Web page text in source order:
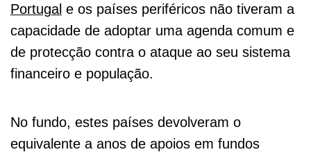
Portugal e os países periféricos não tiveram a
capacidade de adoptar uma agenda comum e
de protecção contra o ataque ao seu sistema
financeiro e população.
No fundo, estes países devolveram o
equivalente a anos de apoios em fundos